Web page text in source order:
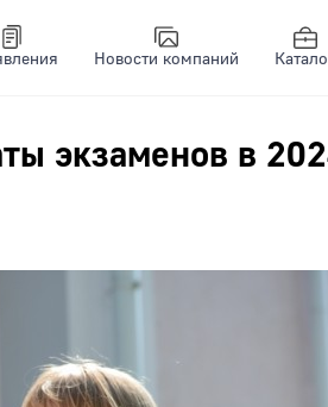
Новости компаний
экзаменов в